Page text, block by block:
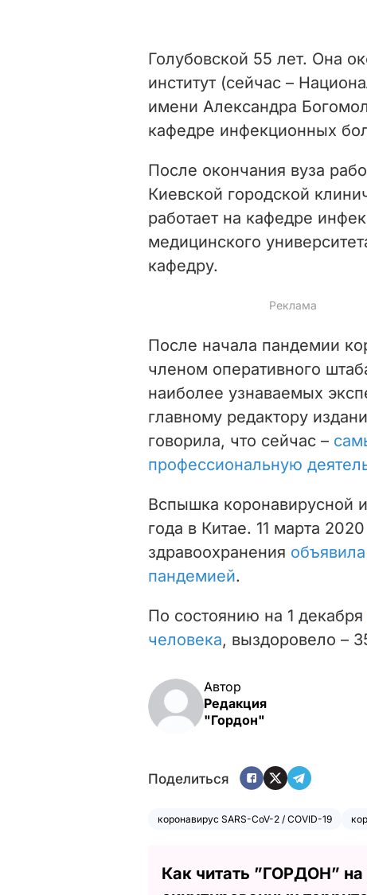
Голубовской 55 лет. Она
институт (сейчас –
имени Александра
кафедре инфекционных
После окончания вуза
Киевской городской
работает на кафедре
медицинского
кафедру.
После начала пандемии
членом оперативного
наиболее узнаваемых
главному редактору
говорила, что сейчас –
профессиональную
Вспышка коронавирусной
года в Китае. 11 марта
здравоохранения
пандемией.
По состоянию на 1 декабря
человека, выздоровело –
Автор
Редакция
"Гордон"
Поделиться
коронавирус SARS-CoV-2 / COVID-19
Как читать ”ГОРДОН”